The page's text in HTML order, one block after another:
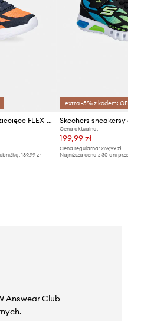
Skechers sneakersy dziecięce FLEX-GLOW - DEZLOM
189,99 zł
extra -5% z kodem: OFF*
Cena aktualna:
199,99 zł
Cena regularna: 269,99 zł
Najniższa cena z 30 dni przed obniżką:
Answear Club